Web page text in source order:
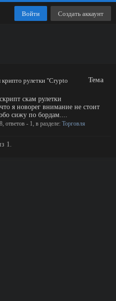
Тема
рулетки "Crypto
скам рулетки
я новорег внимание не стоит
сижу по бордам....
, ответов - 1, в разделе: Торговля
1.
Войти Создать аккаунт